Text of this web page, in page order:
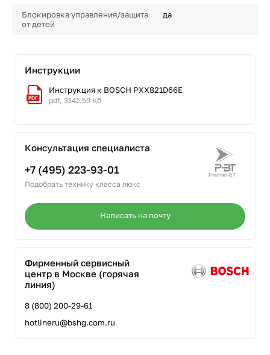
Блокировка управления/защита
от детей
да
Инструкции
Инструкция к BOSCH PXX821D66E
pdf, 3141.59 Кб
Консультация специалиста
+7 (495) 223-93-01
Подобрать технику класса люкс
Написать на почту
Фирменный сервисный
центр в Москве (горячая
линия)
8 (800) 200-29-61
hotlineru@bshg.com.ru